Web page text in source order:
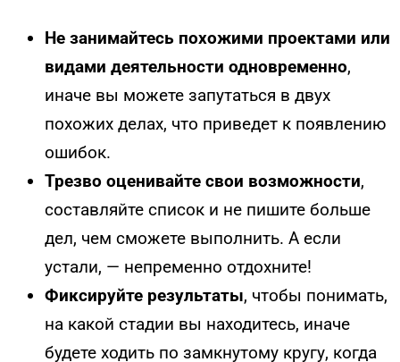
Не занимайтесь похожими проектами или
видами деятельности одновременно,
иначе вы можете запутаться в двух
похожих делах, что приведет к появлению
ошибок.
Трезво оценивайте свои возможности,
составляйте список и не пишите больше
дел, чем сможете выполнить. А если
устали, — непременно отдохните!
Фиксируйте результаты, чтобы понимать,
на какой стадии вы находитесь, иначе
будете ходить по замкнутому кругу, когда